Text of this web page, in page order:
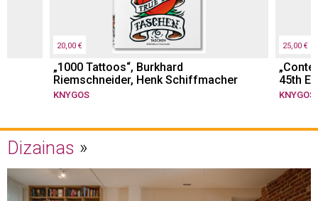
20,00 €
„1000 Tattoos“, Burkhard
Riemschneider, Henk Schiffmacher
KNYGOS
25,00 €
45th
KNYGOS
Dizainas